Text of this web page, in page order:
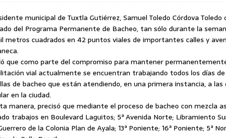
municipal de Tuxtla Gutiérrez, Samuel Toledo Córdova
del Programa Permanente de Bacheo, tan sólo durante la
metros cuadrados en 42 puntos viales de importantes calles y
que como parte del compromiso para mantener
vial actualmente se encuentran trabajando todos los días
de bacheo que están atendiendo, en una primera instancia, a las
en la ciudad.
manera, precisó que mediante el proceso de bacheo con mezcla
trabajos en Boulevard Laguitos; 5ª Avenida Norte; Libramiento
de la Colonia Plan de Ayala; 13ª Poniente; 16ª Poniente; 5ª